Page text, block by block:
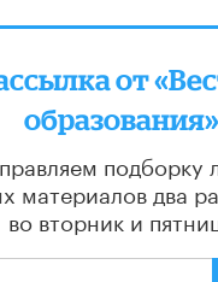
от
образования»
подборку
материалов два
во вторник и